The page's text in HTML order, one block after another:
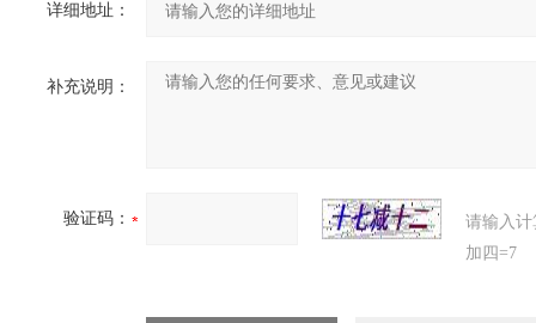
详细地址：
补充说明：
验证码：
请输入
加四=7